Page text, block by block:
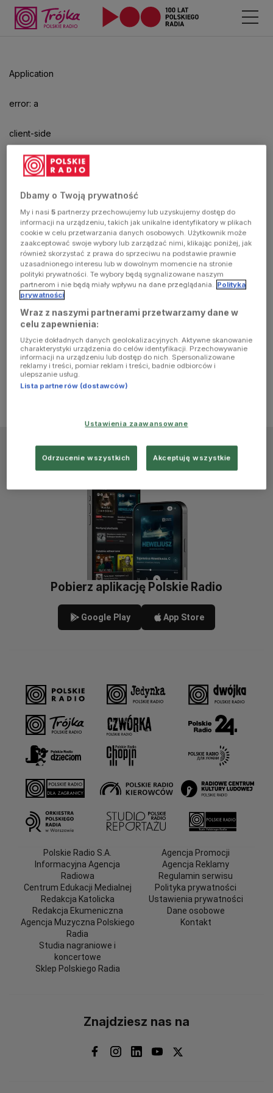
Application
error: a
client-side
exception
has
occurred
(see the
browser
console for
more
information)
Pobierz aplikację Polskie Radio
Google Play App Store
Polskie Radio S.A.
Informacyjna Agencja
Radiowa
Centrum Edukacji Medialnej
Redakcja Katolicka
Redakcja Ekumeniczna
Agencja Muzyczna Polskiego
Radia
Studia nagraniowe i
koncertowe
Sklep Polskiego Radia
Agencja Promocji
Agencja Reklamy
Regulamin serwisu
Polityka prywatności
Ustawienia prywatności
Dane osobowe
Kontakt
Znajdziesz nas na
Dbamy o Twoją prywatność
My i nasi5 partnerzy przechowujemy lub uzyskujemy dostęp do
informacji na urządzeniu, takich jak unikalne identyfikatory w plikach
cookie w celu przetwarzania danych osobowych. Użytkownik może
zaakceptować swoje wybory lub zarządzać nimi, klikając poniżej, jak
również skorzystać z prawa do sprzeciwu na podstawie prawnie
uzasadnionego interesu lub w dowolnym momencie na stronie
polityki prywatności. Te wybory będą sygnalizowane naszym
partnerom i nie będą miały wpływu na dane przeglądania. Polityka
prywatności
Wraz z naszymi partnerami przetwarzamy dane w
celu zapewnienia:
Użycie dokładnych danych geolokalizacyjnych. Aktywne skanowanie
charakterystyki urządzenia do celów identyfikacji. Przechowywanie
informacji na urządzeniu lub dostęp do nich. Spersonalizowane
reklamy i treści, pomiar reklam i treści, badnie odbiorców i
ulepszanie usług.
Lista partnerów (dostawców)
Ustawienia zaawansowane
Odrzucenie wszystkich Akceptuję wszystkie